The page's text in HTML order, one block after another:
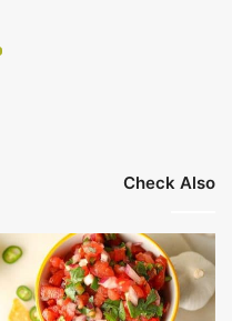
Check Also